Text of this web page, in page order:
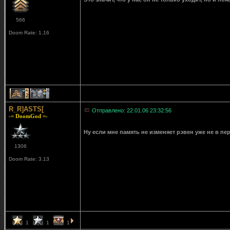
566
Doom Rate: 1.16
2 1
R_R]ASTS[
-= DoomGod =-
1306
Doom Rate: 3.13
Отправлено: 22.01.06 23:32:56
Ну если мне память не изменяет рэвен уже не в
1 1 1